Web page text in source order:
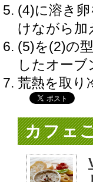
(4)に溶き
けながら加
(5)を(2)の
したオー
荒熱を取り
カフェ